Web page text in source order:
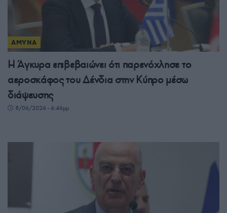
ΑΜΥΝΑ
Η Άγκυρα επιβεβαιώνει ότι παρενόχλησε το
αεροσκάφος του Δένδια στην Κύπρο μέσω
διάψευσης
8/06/2026 - 6:46μμ